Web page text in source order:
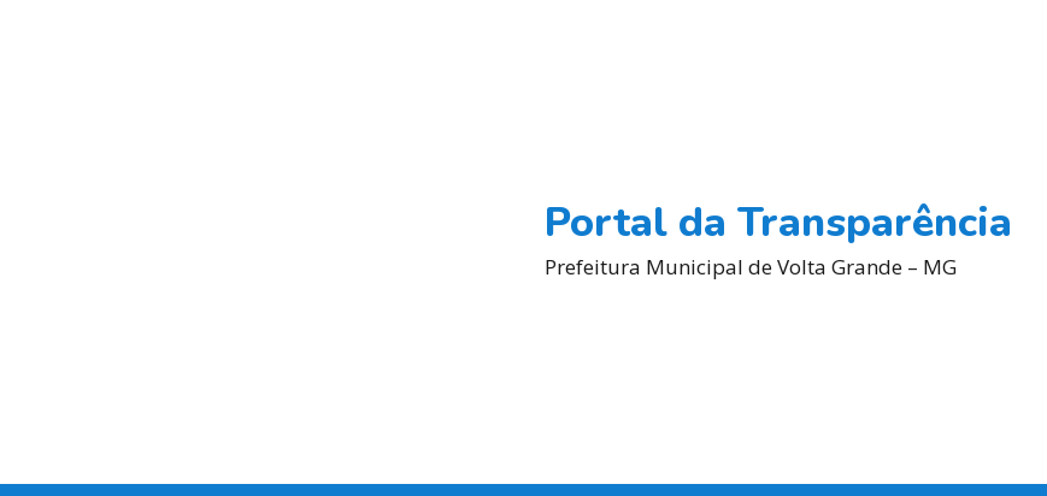
Portal da Transparência
Prefeitura Municipal de Volta Grande – MG